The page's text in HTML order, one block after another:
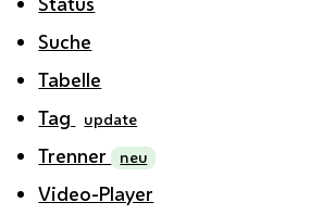
Suche
Tabelle
Tag
update
Trenner neu
Video-Player